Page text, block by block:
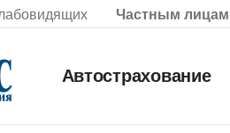
Частным лицам
Автострахование